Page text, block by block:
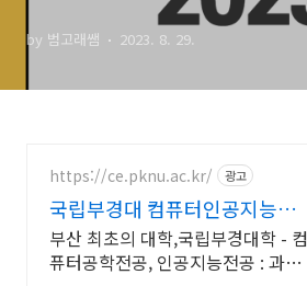
by 범고래쌤 2023. 8. 29.
https://ce.pknu.ac.kr/ 광고
국립부경대 컴퓨터인공지능학
부
부산 최초의 대학,국립부경대학 - 컴
퓨터공학전공, 인공지능전공 : 과학